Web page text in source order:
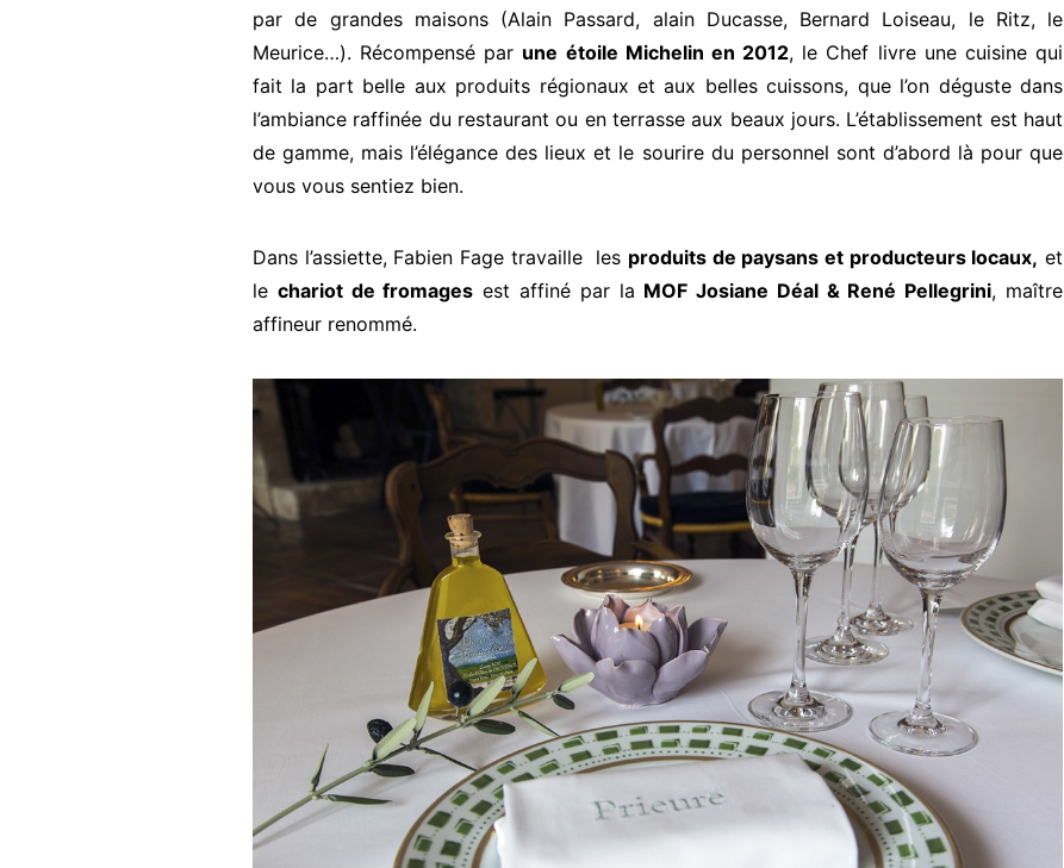
par de grandes maisons (Alain Passard, alain Ducasse, Bernard Loiseau, le Ritz, le
Meurice…). Récompensé par une étoile Michelin en 2012, le Chef livre une cuisine qui
fait la part belle aux produits régionaux et aux belles cuissons, que l’on déguste dans
l’ambiance raffinée du restaurant ou en terrasse aux beaux jours. L’établissement est haut
de gamme, mais l’élégance des lieux et le sourire du personnel sont d’abord là pour que
vous vous sentiez bien.
Dans l’assiette, Fabien Fage travaille les produits de paysans et producteurs locaux, et
le chariot de fromages est affiné par la MOF Josiane Déal & René Pellegrini, maître
affineur renommé.